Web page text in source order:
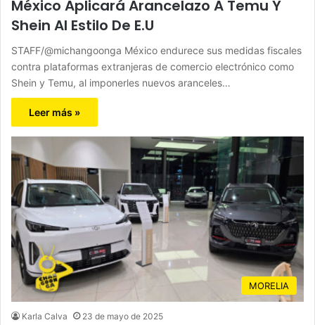
México Aplicará Arancelazo A Temu Y
Shein Al Estilo De E.U
STAFF/@michangoonga México endurece sus medidas fiscales
contra plataformas extranjeras de comercio electrónico como
Shein y Temu, al imponerles nuevos aranceles…
Leer más »
MORELIA
Karla Calva 23 de mayo de 2025